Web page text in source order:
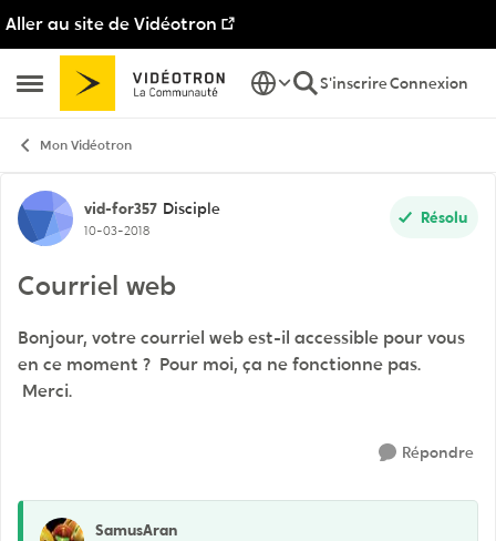
Aller au site de Vidéotron
Ouvrir Menu Latéral
Passer au contenu
S'inscrireConnexion
Mon Vidéotron
Discussion de forum
vid-for357 Disciple
10-03-2018
Résolu
Courriel web
Bonjour, votre courriel web est-il accessible pour vous
en ce moment ? Pour moi, ça ne fonctionne pas.
Merci.
Répondre
SamusAran